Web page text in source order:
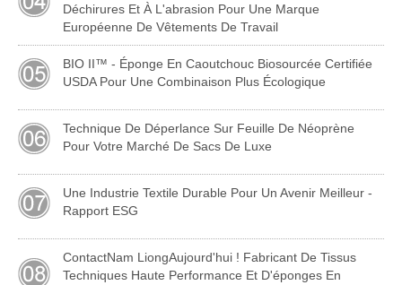
Déchirures Et À L'abrasion Pour Une Marque
Européenne De Vêtements De Travail
BIO II™ - Éponge En Caoutchouc Biosourcée Certifiée
USDA Pour Une Combinaison Plus Écologique
Technique De Déperlance Sur Feuille De Néoprène
Pour Votre Marché De Sacs De Luxe
Une Industrie Textile Durable Pour Un Avenir Meilleur -
Rapport ESG
ContactNam LiongAujourd'hui ! Fabricant De Tissus
Techniques Haute Performance Et D'éponges En